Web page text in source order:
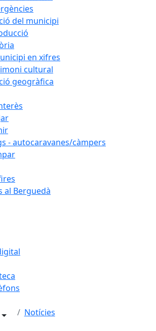
del municipi
en xifres
cultural
geogràfica
- autocaravanes/càmpers
al Berguedà
Notícies